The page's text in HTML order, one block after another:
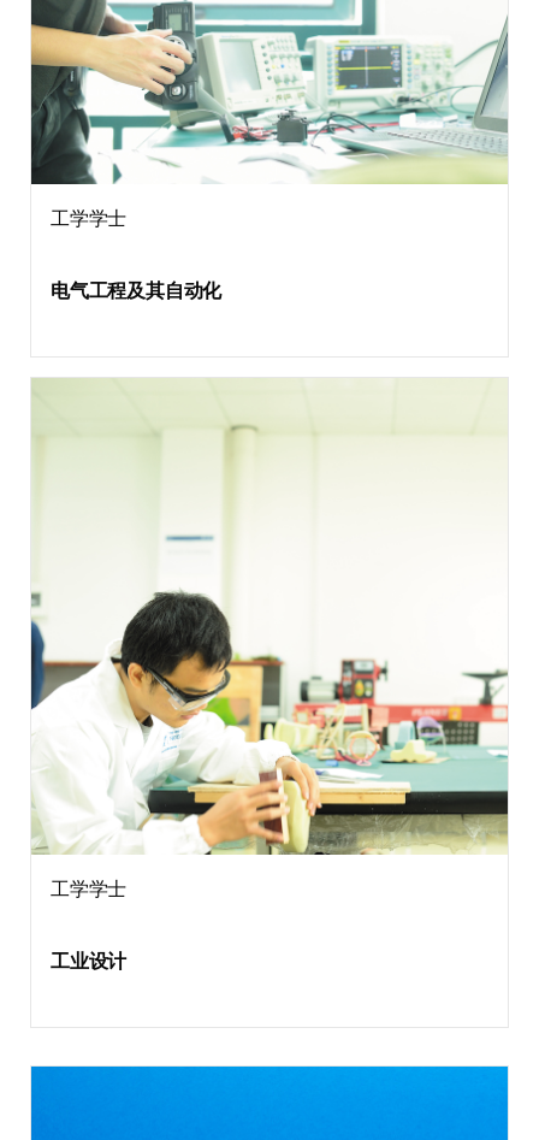
工学学士
电气工程及其自动化
工学学士
工业设计